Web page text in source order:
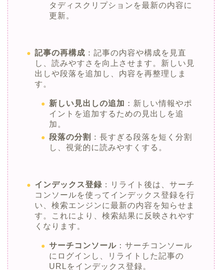
タディスクリプションを最新の内容に
更新。
記事の再構成 ：記事の内容や構成を見直
し、読みやすさを向上させます。新しい見
出しや段落を追加し、内容を再整理しま
す。
新しい見出しの追加 ：新しい情報やポ
イントを追加するための見出しを追
加。
段落の分割 ：長すぎる段落を短く分割
し、視覚的に読みやすくする。
インデックス登録 ：リライト後は、サーチ
コンソールを使ってインデックス登録を行
い、検索エンジンに最新の内容を知らせま
す。これにより、検索結果に反映されやす
くなります。
サーチコンソール ：サーチコンソール
にログインし、リライトした記事の
URLをインデックス登録。